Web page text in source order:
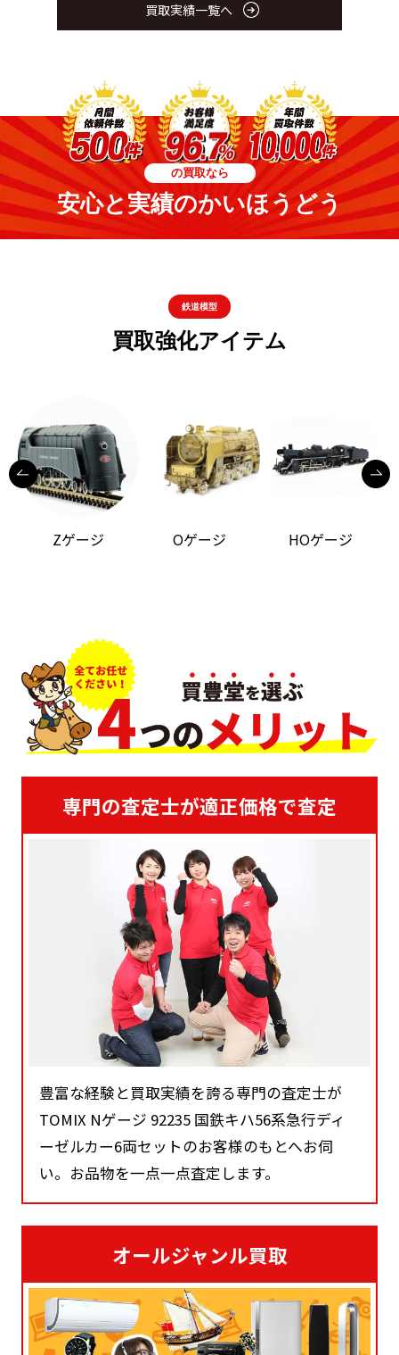
買取実績一覧へ
の買取なら
安心と実績のかいほうどう
鉄道模型
買取強化アイテム
Zゲージ Oゲージ HOゲージ
専門の査定士が適正価格で査定
豊富な経験と買取実績を誇る専門の査定士が
TOMIX Nゲージ 92235 国鉄キハ56系急行ディ
ーゼルカー6両セットのお客様のもとへお伺
い。お品物を一点一点査定します。
オールジャンル買取